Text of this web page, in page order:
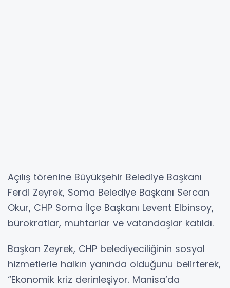
Açılış törenine Büyükşehir Belediye Başkanı
Ferdi Zeyrek, Soma Belediye Başkanı Sercan
Okur, CHP Soma İlçe Başkanı Levent Elbinsoy,
bürokratlar, muhtarlar ve vatandaşlar katıldı.
Başkan Zeyrek, CHP belediyeciliğinin sosyal
hizmetlerle halkın yanında olduğunu belirterek,
“Ekonomik kriz derinleşiyor. Manisa’da